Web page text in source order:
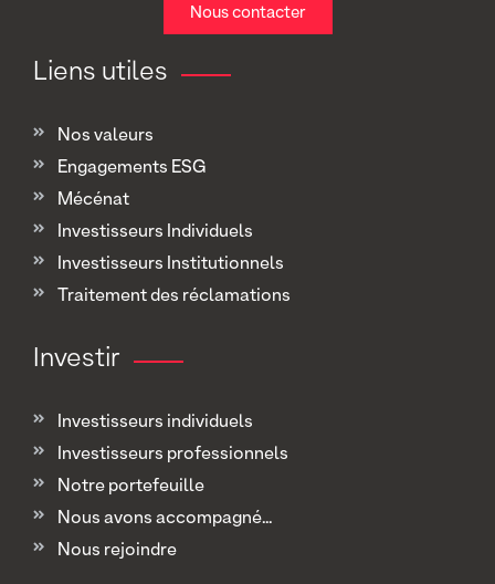
Nous contacter
Liens utiles
Nos valeurs
Engagements ESG
Mécénat
Investisseurs Individuels
Investisseurs Institutionnels
Traitement des réclamations
Investir
Investisseurs individuels
Investisseurs professionnels
Notre portefeuille
Nous avons accompagné...
Nous rejoindre